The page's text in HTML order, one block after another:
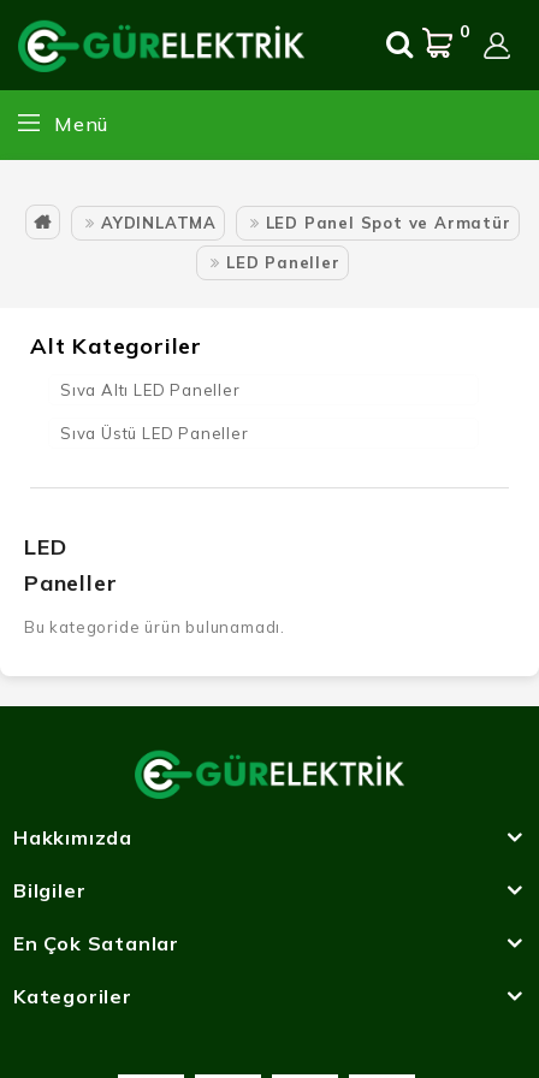
0
Menü
AYDINLATMA LED Panel Spot ve Armatür
LED Paneller
Alt Kategoriler
Sıva Altı LED Paneller
Sıva Üstü LED Paneller
LED
Paneller
Bu kategoride ürün bulunamadı.
Hakkımızda
Bilgiler
En Çok Satanlar
Kategoriler